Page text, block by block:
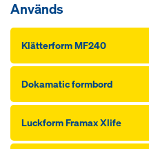
Används
Klätterform MF240
Dokamatic formbord
Luckform Framax Xlife